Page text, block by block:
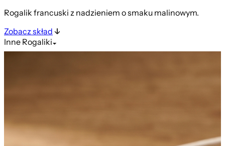
Rogalik francuski z nadzieniem o smaku malinowym.
Zobacz skład
InneRogaliki